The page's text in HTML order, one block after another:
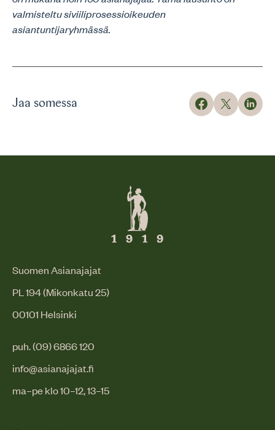
valmisteltu siviiliprosessioikeuden
asiantuntijaryhmässä.
Jaa somessa
Suomen Asianajajat
PL 194 (Mikonkatu 25)
00101 Helsinki
puh. (09) 6866 120
info@asianajajat.fi
ma–pe klo 10–12, 13–15